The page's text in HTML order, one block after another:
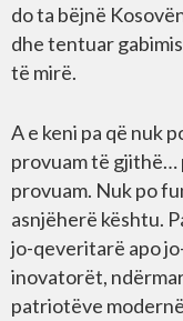
do ta bëjnë
dhe tentuar
të mirë.
A e keni pa që nuk
provuam të gjithë…
provuam. Nuk po
asnjëherë kështu.
jo-qeveritarë apo
inovatorët,
patriotëve